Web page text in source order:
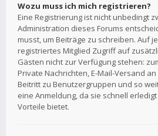
Wozu muss ich mich registrieren?
Eine Registrierung ist nicht unbedingt
Administration dieses Forums
musst, um Beiträge zu schreiben. Auf
registriertes Mitglied Zugriff auf
Gästen nicht zur Verfügung stehen:
Private Nachrichten, E-Mail-Versand
Beitritt zu Benutzergruppen und so
eine Anmeldung, da sie schnell
Vorteile bietet.